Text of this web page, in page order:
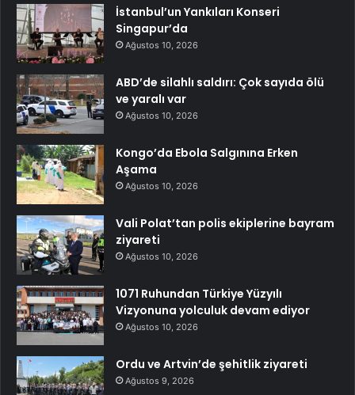
İstanbul’un Yankıları Konseri
Singapur’da
Ağustos 10, 2026
ABD’de silahlı saldırı: Çok sayıda ölü
ve yaralı var
Ağustos 10, 2026
Kongo’da Ebola Salgınına Erken
Aşama
Ağustos 10, 2026
Vali Polat’tan polis ekiplerine bayram
ziyareti
Ağustos 10, 2026
1071 Ruhundan Türkiye Yüzyılı
Vizyonuna yolculuk devam ediyor
Ağustos 10, 2026
Ordu ve Artvin’de şehitlik ziyareti
Ağustos 9, 2026